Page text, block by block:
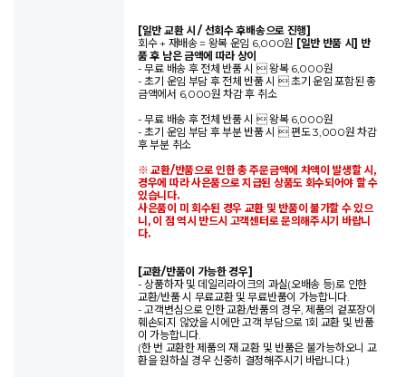
[일반 교환 시 / 선회수 후배송으로 진행]
회수 + 재배송 = 왕복 운임 6,000원 [일반 반품 시] 반
품 후 남은 금액에 따라 상이
- 무료 배송 후 전체 반품 시  왕복 6,000원
- 초기 운임 부담 후 전체 반품 시  초기 운임 포함된 총
금액에서 6,000원 차감 후 취소
- 무료 배송 후 전체 반품 시  왕복 6,000원
- 초기 운임 부담 후 부분 반품 시  편도 3,000원 차감
후 부분 취소
※ 교환/반품으로 인한 총 주문금액에 차액이 발생할 시,
경우에 따라 사은품으로 지급된 상품도 회수되어야 할 수
있습니다.
사은품이 미 회수된 경우 교환 및 반품이 불가할 수 있으
니, 이 점 역시 반드시 고객센터로 문의해주시기 바랍니
다.
[교환/반품이 가능한 경우]
- 상품하자 및 데일리라이크의 과실(오배송 등)로 인한
교환/반품 시 무료교환 및 무료반품이 가능합니다.
- 고객변심으로 인한 교환/반품의 경우, 제품의 겉포장이
훼손되지 않았을 시에만 고객 부담으로 1회 교환 및 반품
이 가능합니다.
(한 번 교환한 제품의 재 교환 및 반품은 불가능하오니 교
환을 원하실 경우 신중히 결정해주시기 바랍니다.)